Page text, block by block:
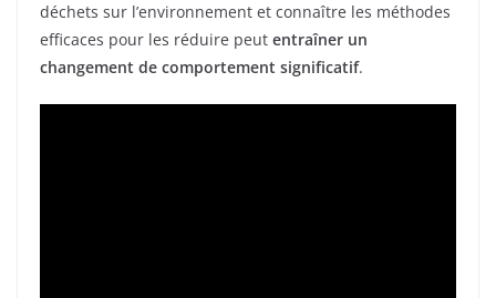
déchets sur l’environnement et connaître les méthodes
efficaces pour les réduire peut entraîner un
changement de comportement significatif.